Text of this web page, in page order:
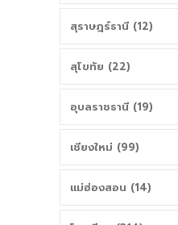
สุราษฎร์ธานี (12)
สุโขทัย (22)
อุบลราชธานี (19)
เชียงใหม่ (99)
แม่ฮ่องสอน (14)